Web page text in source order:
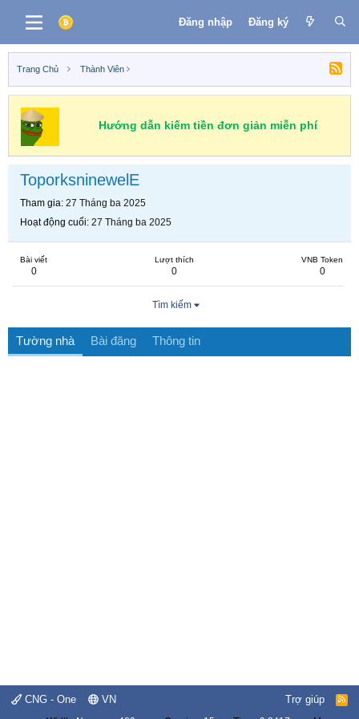
Đăng nhập Đăng ký
Trang Chủ Thành Viên
Hướng dẫn kiếm tiền đơn giản miễn phí
ToporksninewelE
Tham gia 27 Tháng ba 2025
Hoạt động cuối 27 Tháng ba 2025
Bài viết
0
Lượt thích
0
VNB Token
0
Tìm kiếm
Tường nhà Bài đăng Thông tin
CNG - One VN Trợ giúp
R